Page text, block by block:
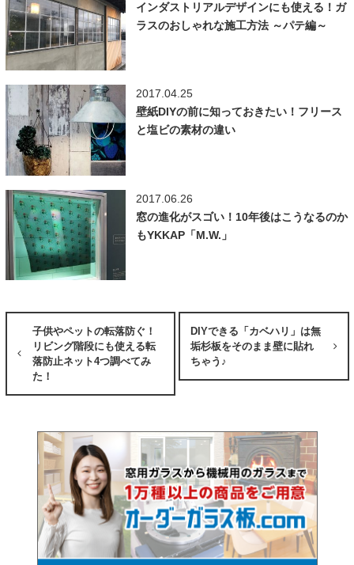
インダストリアルデザインにも使える！ガ
ラスのおしゃれな施工方法 ～パテ編～
2017.04.25
壁紙DIYの前に知っておきたい！フリース
と塩ビの素材の違い
2017.06.26
窓の進化がスゴい！10年後はこうなるのか
もYKKAP「M.W.」
子供やペットの転落防ぐ！
リビング階段にも使える転
落防止ネット4つ調べてみ
た！
DIYできる「カベハリ」は無
垢杉板をそのまま壁に貼れ
ちゃう♪